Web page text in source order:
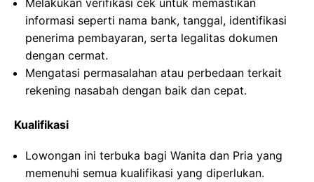
Melakukan verifikasi cek untuk memastikan
informasi seperti nama bank, tanggal, identifikasi
penerima pembayaran, serta legalitas dokumen
dengan cermat.
Mengatasi permasalahan atau perbedaan terkait
rekening nasabah dengan baik dan cepat.
Kualifikasi
Lowongan ini terbuka bagi Wanita dan Pria yang
memenuhi semua kualifikasi yang diperlukan.